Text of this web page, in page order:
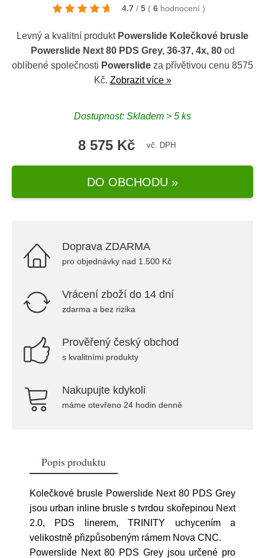
4.7 / 5 ( 6 hodnocení )
Levný a kvalitní produkt Powerslide Kolečkové brusle
Powerslide Next 80 PDS Grey, 36-37, 4x, 80od
oblíbené společnosti Powerslide za přívětivou cenu 8575
Kč. Zobrazit více »
Dostupnost: Skladem > 5 ks
8 575 Kč vč. DPH
DO OBCHODU »
Doprava ZDARMA
pro objednávky nad 1.500 Kč
Vrácení zboží do 14 dní
zdarma a bez rizika
Prověřený český obchod
s kvalitními produkty
Nakupujte kdykoli
máme otevřeno 24 hodin denně
Popis produktu
Kolečkové brusle Powerslide Next 80 PDS Grey
jsou urban inline brusle s tvrdou skořepinou Next
2.0, PDS linerem, TRINITY uchycením a
velikostně přizpůsobeným rámem Nova CNC.
Powerslide Next 80 PDS Grey jsou určené pro